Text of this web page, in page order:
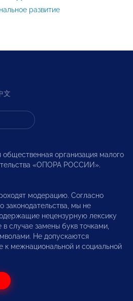
развитие
文
организация малого
«ОПОРА РОССИИ».
модерацию. Согласно
законодательства, мы не
нецензурную лексику
случае замены букв точками,
Не допускаются
межнациональной и социальной